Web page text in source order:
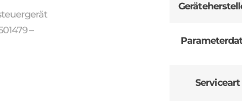
Serviceart